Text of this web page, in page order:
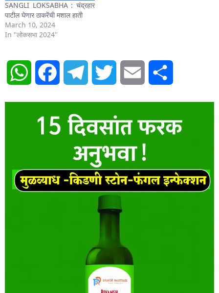
SANGLI LOKSABHA : चंद्रहार
पाटील घेणार ठाकरेंची मशाल हाती
March 10, 2024
In "लोकसभा 2024"
WhatsAppFacebook Telegram Twitter Email